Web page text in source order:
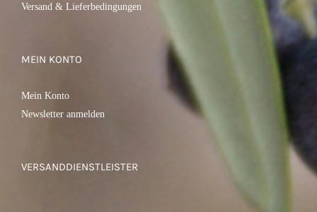
Versand & Lieferbedingungen
MEIN KONTO
Mein Konto
Newsletter anmelden
VERSANDDIENSTLEISTER